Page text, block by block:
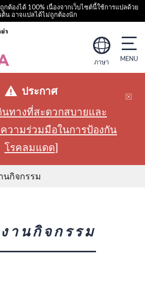
ต้องได้ 100% เนื่องจากเว็บไซต์นี้ใช้การแปลด้วย
ต้น อาจแปลได้ไม่ถูกต้องนัก
ภาษา
ประกาศ
นทางที่สะดวกสบายและ
วามร่วมมือในการป้องกัน
โรคลมแดด]
นกิจกรรม
งานกิจกรรม